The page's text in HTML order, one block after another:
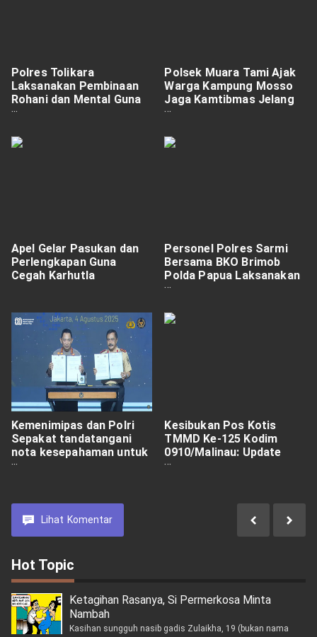
Polres Tolikara
Laksanakan Pembinaan
Rohani dan Mental Guna
Tingkatkan Keimanan
Personel
Polsek Muara Tami Ajak
Warga Kampung Mosso
Jaga Kamtibmas Jelang
PSU Pilgub Papua
Apel Gelar Pasukan dan
Perlengkapan Guna
Cegah Karhutla
Personel Polres Sarmi
Bersama BKO Brimob
Polda Papua Laksanakan
Patroli ke TPS di
Kemenimipas dan Polri
Sepakat tandatangani
nota kesepahaman untuk
meningkatkan Sinergitas
Kesibukan Pos Kotis
TMMD Ke-125 Kodim
0910/Malinau: Update
Data Capaian Sasaran
Lihat Komentar
Hot Topic
Ketagihan Rasanya, Si Permerkosa Minta
Nambah
Kasihan sungguh nasib gadis Zulaikha, 19 (bukan nama